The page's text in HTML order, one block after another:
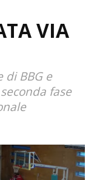
VIA
di BBG e
fase